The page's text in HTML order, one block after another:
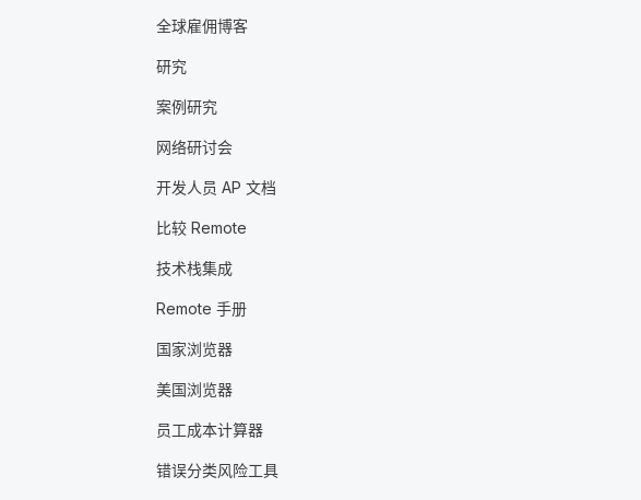
全球雇佣博客
研究
案例研究
网络研讨会
开发人员 AP 文档
比较 Remote
技术栈集成
Remote 手册
国家浏览器
美国浏览器
员工成本计算器
错误分类风险工具